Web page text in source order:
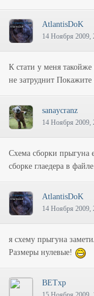
AtlantisDoK
14 Ноября 2009,
К стати у меня
не затруднит
sanaycranz
14 Ноября 2009,
Схема сборки прыгуна
сборке глаедера в
AtlantisDoK
14 Ноября 2009,
я схему прыгуна
Размеры нулевые!
BETxp